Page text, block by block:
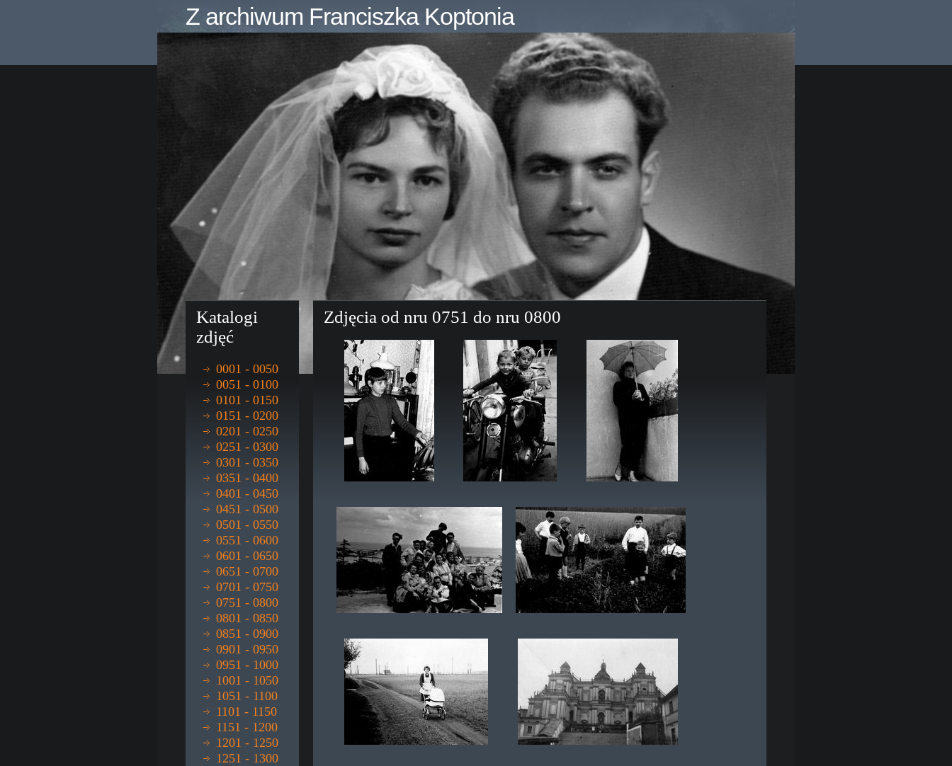
Z archiwum Franciszka Koptonia
Katalogi
zdjęć
0001 - 0050
0051 - 0100
0101 - 0150
0151 - 0200
0201 - 0250
0251 - 0300
0301 - 0350
0351 - 0400
0401 - 0450
0451 - 0500
0501 - 0550
0551 - 0600
0601 - 0650
0651 - 0700
0701 - 0750
0751 - 0800
0801 - 0850
0851 - 0900
0901 - 0950
0951 - 1000
1001 - 1050
1051 - 1100
1101 - 1150
1151 - 1200
1201 - 1250
1251 - 1300
Zdjęcia od nru 0751 do nru 0800